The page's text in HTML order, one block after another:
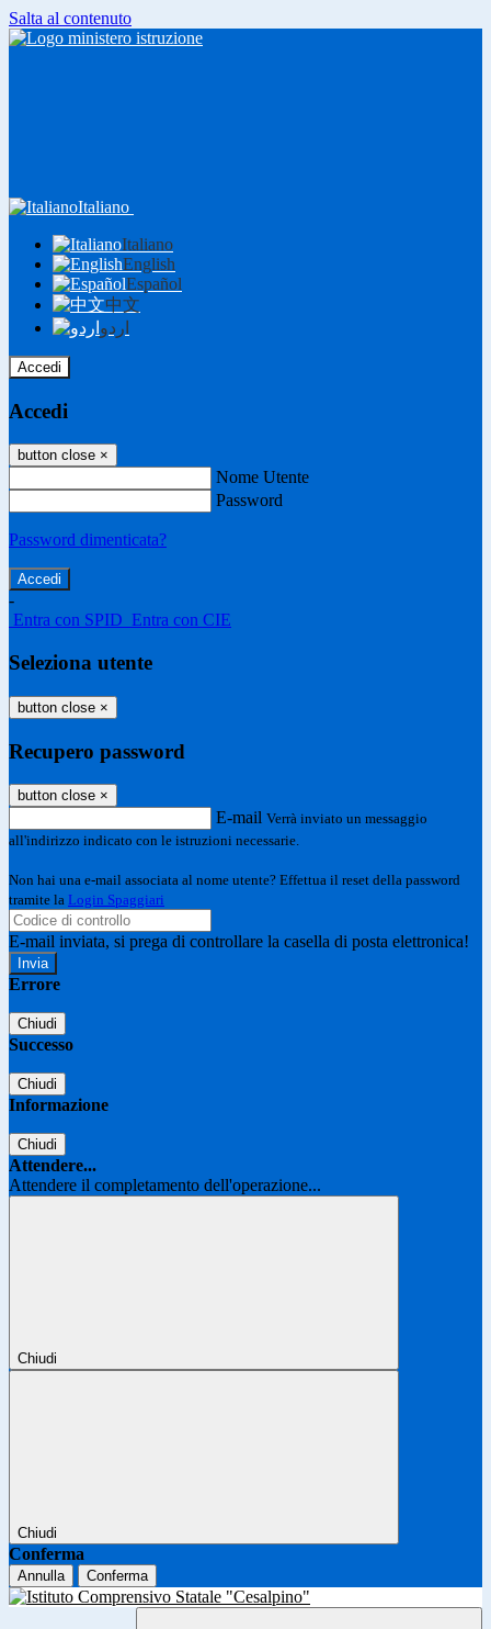
Salta al contenuto
Italiano
Italiano
English
Español
中文
اردو
Accedi
Accedi
button close ×
Nome Utente
Password
Password dimenticata?
-
Entra con SPID Entra con CIE
Seleziona utente
button close ×
Recupero password
button close ×
E-mail Verrà inviato un messaggio
all'indirizzo indicato con le istruzioni necessarie.
Non hai una e-mail associata al nome utente? Effettua il reset della password
tramite la Login Spaggiari
E-mail inviata, si prega di controllare la casella di posta elettronica!
Errore
Chiudi
Successo
Chiudi
Informazione
Chiudi
Attendere...
Attendere il completamento dell'operazione...
Chiudi
Chiudi
Conferma
Annulla Conferma